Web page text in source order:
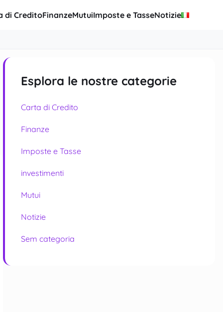
di CreditoFinanzeMutuiImposte e TasseNotizie
Esplora le nostre categorie
Carta di Credito
Finanze
Imposte e Tasse
investimenti
Mutui
Notizie
Sem categoria